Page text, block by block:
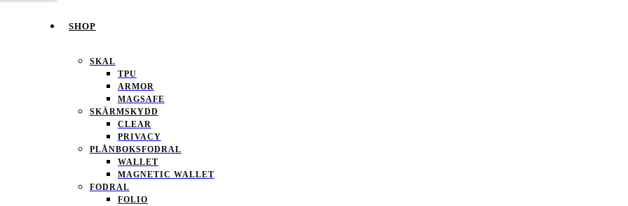
SHOP
SKAL
TPU
ARMOR
MAGSAFE
SKÄRMSKYDD
CLEAR
PRIVACY
PLÅNBOKSFODRAL
WALLET
MAGNETIC WALLET
FODRAL
FOLIO